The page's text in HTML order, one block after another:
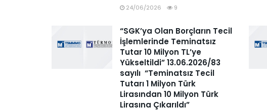
24/06/2026 9
“SGK’ya Olan Borçların Tecil
İşlemlerinde Teminatsız
Tutar 10 Milyon TL’ye
Yükseltildi” 13.06.2026/83
sayılı “Teminatsız Tecil
Tutarı 1 Milyon Türk
Lirasından 10 Milyon Türk
Lirasına Çıkarıldı”